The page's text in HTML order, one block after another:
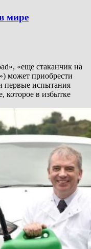
мире
«еще стаканчик на
может приобрести
первые испытания
которое в избытке